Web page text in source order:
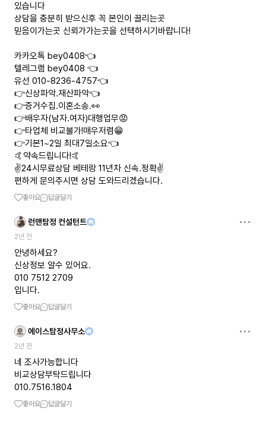
있습니다
상담을 충분히 받으신후 꼭 본인이 끌리는곳
믿음이가는곳 신뢰가가는곳을 선택하시기바랍니다!
카카오톡 bey0408👈
텔레그램 bey0408 👈
유선 010-8236-4757👈
👉신상파악.재산파악👈
👉증거수집.이혼소송.👀
👉배우자(남자.여자)대행업무😡
👉타업체 비교불가!매우저렴😁
👉기본1~2일 최대7일소요👈
🤙약속드립니다!🤙
✌️24시무료상담 베테랑 11년차 신속.정확✌️
편하게 문의주시면 상담 도와드리겠습니다.
좋아요 답글달기
런맨탐정 컨설턴트
2년 전
안녕하세요?
신상정보 알수 있어요.
010 7512 2709
입니다.
좋아요 답글달기
에이스탐정사무소
2년 전
네 조사가능합니다
비교상담부탁드립니다
010.7516.1804
좋아요 답글달기